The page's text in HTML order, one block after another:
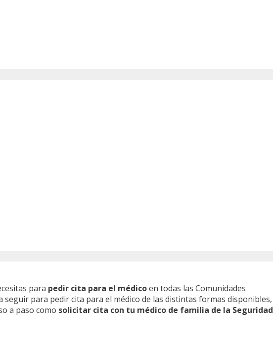
para pedir cita para el médicoen todas las Comunidades
seguir para pedir cita para el médico de las distintas formas disponibles,
a paso como solicitar cita con tu médico de familia de la Seguridad